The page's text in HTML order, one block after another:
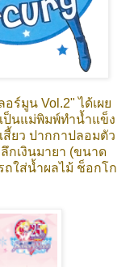
ร์มูน Vol.2" ได้เผย
นแม่พิมพ์ทำน้ำแข็ง
ยว ปากกาปลอมตัว
กเงินมายา (ขนาด
ถใส่น้ำผลไม้ ช็อกโก